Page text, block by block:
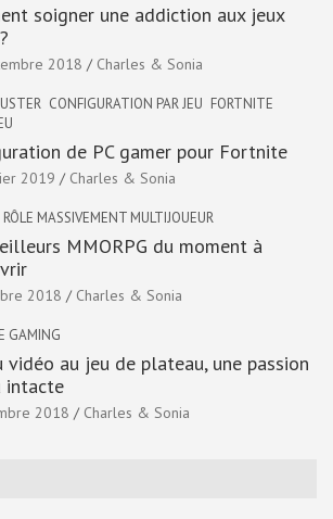
soigner une addiction aux jeux
2018 Charles & Sonia
CONFIGURATION PAR JEU FORTNITE
de PC gamer pour Fortnite
2019 Charles & Sonia
MASSIVEMENT MULTIJOUEUR
MMORPG du moment à
2018 Charles & Sonia
GAMING
vidéo au jeu de plateau, une passion
intacte
2018 Charles & Sonia